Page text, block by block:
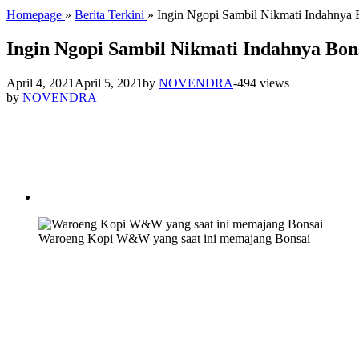
Homepage » Berita Terkini » Ingin Ngopi Sambil Nikmati Indahnya
Ingin Ngopi Sambil Nikmati Indahnya
April 4, 2021 April 5, 2021by NOVENDRA-494 views
by NOVENDRA
Waroeng Kopi W&W yang saat ini memajang Bonsai